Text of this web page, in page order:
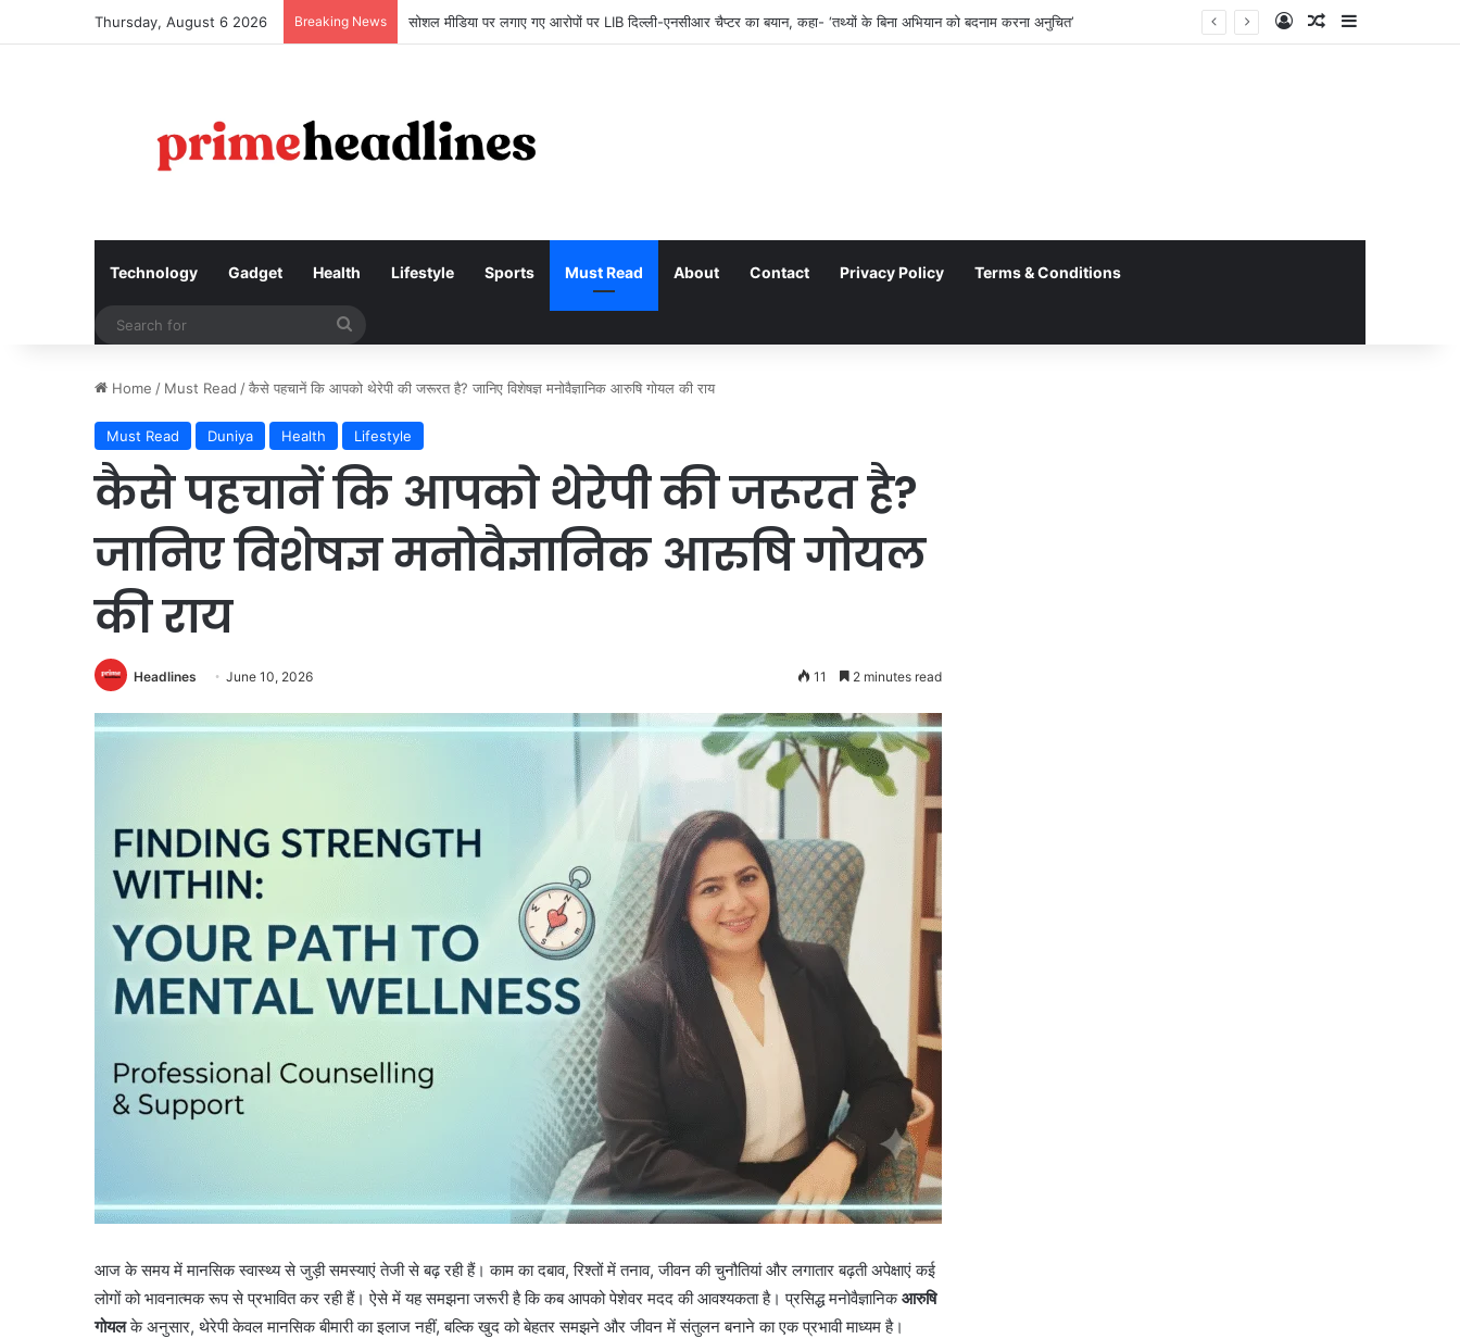
Thursday, August 6 2026 Breaking News करियर बनाने के लिए सारण छोड़ दिया था… अब सारण बनाने के लिए लौट रहे हैं Log InRandom Article
Sidebar
Technology Gadget Health Lifestyle Sports Must Read About Contact Privacy Policy Terms & Conditions
Home / Must Read /कैसे पहचानें कि आपको थेरेपी की जरूरत है? जानिए विशेषज्ञ मनोवैज्ञानिक आरुषि गोयल की राय
Must Read Duniya Health Lifestyle
कैसे पहचानें कि आपको थेरेपी की जरूरत है?
जानिए विशेषज्ञ मनोवैज्ञानिक आरुषि गोयल
की राय
Headlines June 10, 2026 11 2 minutes read
आज के समय में मानसिक स्वास्थ्य से जुड़ी समस्याएं तेजी से बढ़ रही हैं। काम का दबाव, रिश्तों में तनाव, जीवन की चुनौतियां और लगातार बढ़ती अपेक्षाएं कई
लोगों को भावनात्मक रूप से प्रभावित कर रही हैं। ऐसे में यह समझना जरूरी है कि कब आपको पेशेवर मदद की आवश्यकता है। प्रसिद्ध मनोवैज्ञानिकआरुषि
गोयलके अनुसार, थेरेपी केवल मानसिक बीमारी का इलाज नहीं, बल्कि खुद को बेहतर समझने और जीवन में संतुलन बनाने का एक प्रभावी माध्यम है।